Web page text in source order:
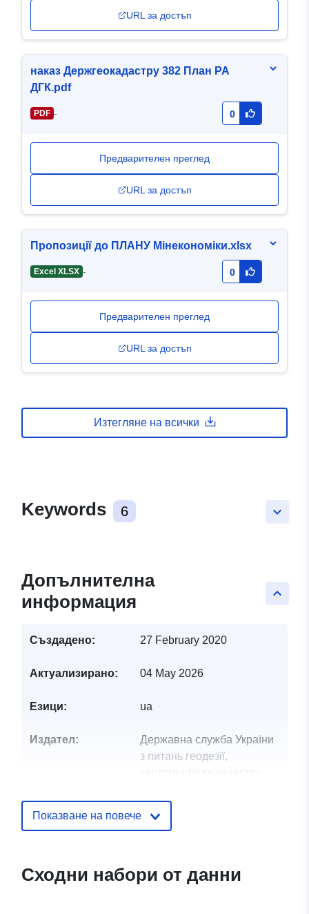
URL за достъп
наказ Держгеокадастру 382 План РА
ДГК.pdf
PDF - 0
Предварителен преглед
URL за достъп
Пропозиції до ПЛАНУ Мінекономіки.xlsx
Excel XLSX - 0
Предварителен преглед
URL за достъп
Изтегляне на всички
keyboard_arrow_down
Keywords 6
keyboard_arrow_up
Допълнителна
информация
Създадено: 27 February 2020
Актуализирано: 04 May 2026
Езици: ua
Издател:
Державна служба України
з питань геодезії,
Звено за връзка:
Имейл:
Каталожен
Добавено към data.europa.eu:
Показване на повече
Сходни набори от данни